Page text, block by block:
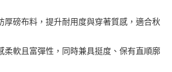
台北富邦商業銀行
台中商業銀行
彰化商業銀行
兆豐國際商業銀行
厚磅布料，提升耐用度與穿著質感，適合秋
柔軟且富彈性，同時兼具挺度、保有直順廓